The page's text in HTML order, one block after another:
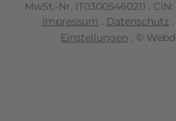
MwSt.-Nr. IT03005460211 .
Impressum . Datenschutz .
Einstellungen . ©